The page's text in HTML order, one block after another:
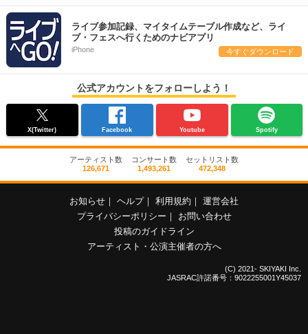
ライブ参加記録、マイタイムテーブル作成など、ライ
ブ・フェスへ行くためのナビアプリ
iPhone 今すぐダウンロード
公式アカウントをフォローしよう！
X(Twitter) Facebook Youtube Spotify
アーティスト数
126,671
コンサート数
1,493,261
セットリスト数
472,348
お知らせ ヘルプ 利用規約
運営会社
プライバシーポリシー
お問い合わせ
投稿のガイドライン
アーティスト・公演主催者の方へ
(C) 2021- SKIYAKI Inc.
JASRAC許諾番号：9022255001Y45037